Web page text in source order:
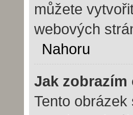
můžete
webových
Nahoru
Jak zobrazím
Tento